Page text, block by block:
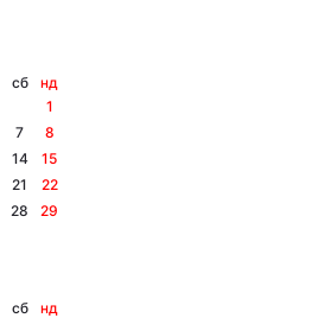
сб
нд
1
7
8
14
15
21
22
28
29
сб
нд